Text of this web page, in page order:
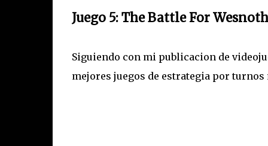
Juego 5: The Battle For Wesnoth
Siguiendo con mi publicacion de
mejores juegos de estrategia por turnos